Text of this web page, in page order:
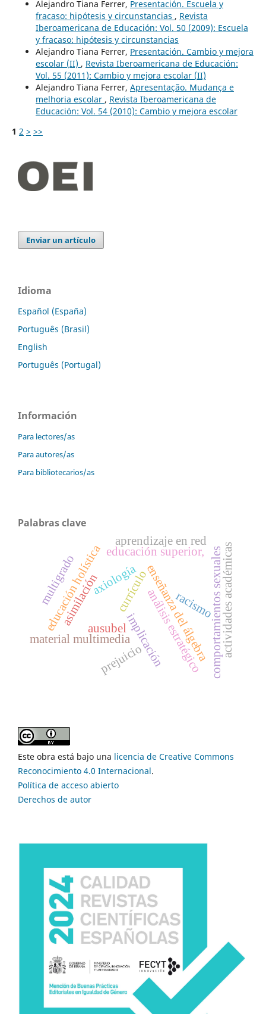
Alejandro Tiana Ferrer, Presentación. Escuela y
fracaso: hipótesis y circunstancias , Revista
Iberoamericana de Educación: Vol. 50 (2009): Escuela
y fracaso: hipótesis y circunstancias
Alejandro Tiana Ferrer, Presentación. Cambio y mejora
escolar (II) , Revista Iberoamericana de Educación:
Vol. 55 (2011): Cambio y mejora escolar (II)
Alejandro Tiana Ferrer, Apresentação. Mudança e
melhoria escolar , Revista Iberoamericana de
Educación: Vol. 54 (2010): Cambio y mejora escolar
1 2 > >>
Enviar un artículo
Idioma
Español (España)
Português (Brasil)
English
Português (Portugal)
Información
Para lectores/as
Para autores/as
Para bibliotecarios/as
Palabras clave
currículo
implicación
axiología
material multimedia enseñanza del álgebracomportamientos sexuales
educación holística análisis estratégico actividades académicas
educación superior,
aprendizaje en red
asimilación racismo
prejuicio
ausubel
multigrado
Este obra está bajo una licencia de Creative Commons
Reconocimiento 4.0 Internacional.
Política de acceso abierto
Derechos de autor